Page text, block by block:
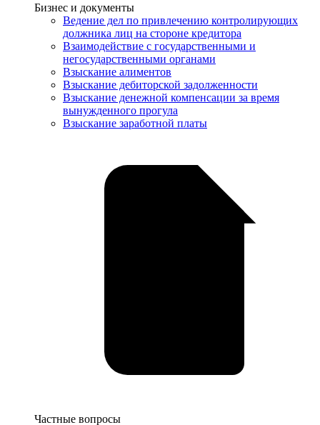
Услуги
Бизнес и документы
Ведение дел по привлечению контролирующих
должника лиц на стороне кредитора
Взаимодействие с государственными и
негосударственными органами
Взыскание алиментов
Взыскание дебиторской задолженности
Взыскание денежной компенсации за время
вынужденного прогула
Взыскание заработной платы
Услуги
Частные вопросы